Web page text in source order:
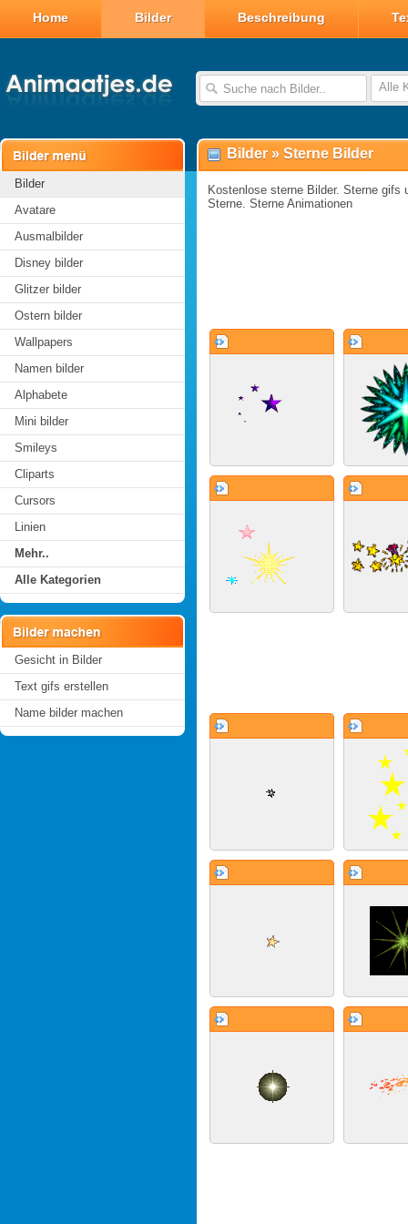
Home Bilder Beschreibung
Alle
Bilder
Avatare
Ausmalbilder
Disney bilder
Glitzer bilder
Ostern bilder
Wallpapers
Namen bilder
Alphabete
Mini bilder
Smileys
Cliparts
Cursors
Linien
Mehr..
Alle Kategorien
Gesicht in Bilder
Text gifs erstellen
Name bilder machen
Bilder » Sterne Bilder
Kostenlose sterne Bilder. Sterne gifs
Sterne. Sterne Animationen